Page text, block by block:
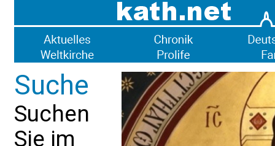
Suche
Suchen
Sie im